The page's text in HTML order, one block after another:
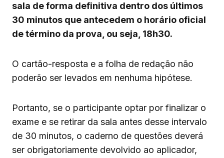
sala de forma definitiva dentro dos últimos
30 minutos que antecedem o horário oficial
de término da prova, ou seja, 18h30.
O cartão-resposta e a folha de redação não
poderão ser levados em nenhuma hipótese.
Portanto, se o participante optar por finalizar o
exame e se retirar da sala antes desse intervalo
de 30 minutos, o caderno de questões deverá
ser obrigatoriamente devolvido ao aplicador,